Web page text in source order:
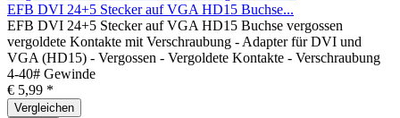
EFB DVI 24+5 Stecker auf VGA HD15 Buchse...
EFB DVI 24+5 Stecker auf VGA HD15 Buchse vergossen
vergoldete Kontakte mit Verschraubung - Adapter für DVI und
VGA (HD15) - Vergossen - Vergoldete Kontakte - Verschraubung
4-40# Gewinde
€ 5,99 *
Vergleichen